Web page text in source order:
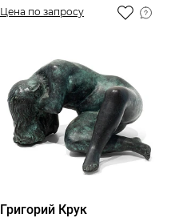
Цена по запросу
Григорий Крук